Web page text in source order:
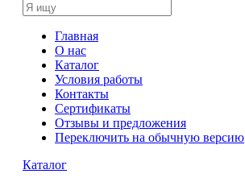
Главная
О нас
Каталог
Условия работы
Контакты
Сертификаты
Отзывы и предложения
Переключить на обычную версию
Каталог